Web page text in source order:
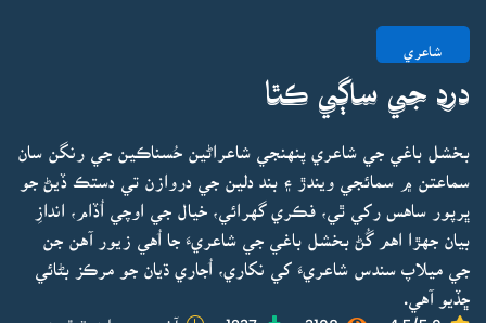
شاعري
درد جي ساڳي ڪٿا
بخشل باغي جي شاعري پنهنجي شاعراڻين حُسناڪين جي رنگن سان
سماعتن ۾ سمائجي ويندڙ ۽ بند دلين جي دروازن تي دستڪ ڏيڻ جو
ڀرپور ساهس رکي ٿي، فڪري گهرائي، خيال جي اوچي اُڏام، اندازِ
بيان جهڙا اهم گُڻ بخشل باغي جي شاعريءَ جا اُهي زيور آهن جن
جي ميلاپ سندس شاعريءَ کي نکاري، اُجاري ڌيان جو مرڪز بڻائي
ڇڏيو آهي.
4.5/5.0
3108
1237 آخري ڀيرو اپڊيٽ ٿيو: